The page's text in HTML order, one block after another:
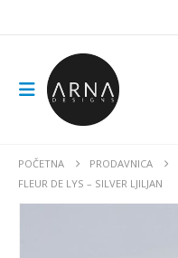
POČETNA PRODAVNICA
FLEUR DE LYS – SILVER LJILJAN